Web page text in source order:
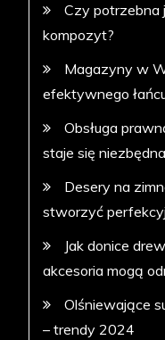
Czy potrzebna
kompozyt?
Magazyny w
efektywnego
Obsługa
staje się
Desery na
stworzyć
Jak donice
akcesoria mogą
Olśniewające
– trendy 2024